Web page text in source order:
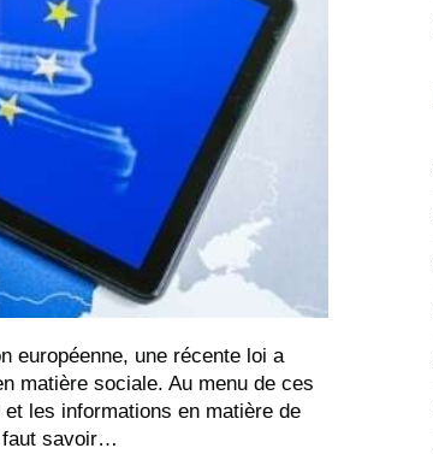
européenne, une récente loi a
matière sociale. Au menu de ces
les informations en matière de
faut savoir…